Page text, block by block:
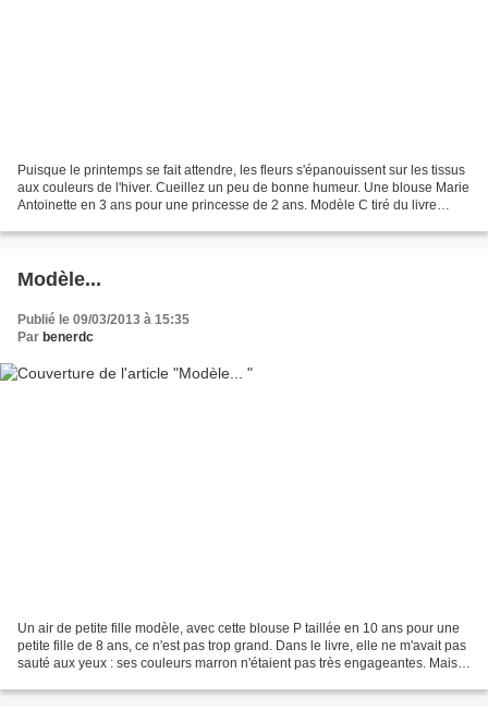
Puisque le printemps se fait attendre, les fleurs s'épanouissent sur les tissus
aux couleurs de l'hiver. Cueillez un peu de bonne humeur. Une blouse Marie
Antoinette en 3 ans pour une princesse de 2 ans. Modèle C tiré du livre
Modèle...
Publié le 09/03/2013 à 15:35
Par benerdc
Un air de petite fille modèle, avec cette blouse P taillée en 10 ans pour une
petite fille de 8 ans, ce n'est pas trop grand. Dans le livre, elle ne m'avait pas
sauté aux yeux : ses couleurs marron n'étaient pas très engageantes. Mais